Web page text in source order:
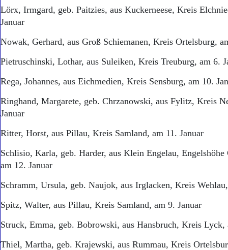
Lörx, Irmgard, geb. Paitzies, aus Kuckerneese, Kreis
Januar
Nowak, Gerhard, aus Groß Schiemanen, Kreis Ortelsburg,
Pietruschinski, Lothar, aus Suleiken, Kreis Treuburg, am 6.
Rega, Johannes, aus Eichmedien, Kreis Sensburg, am 10.
Ringhand, Margarete, geb. Chrzanowski, aus Fylitz, Kreis
Januar
Ritter, Horst, aus Pillau, Kreis Samland, am 11. Januar
Schlisio, Karla, geb. Harder, aus Klein Engelau,
am 12. Januar
Schramm, Ursula, geb. Naujok, aus Irglacken, Kreis
Spitz, Walter, aus Pillau, Kreis Samland, am 9. Januar
Struck, Emma, geb. Bobrowski, aus Hansbruch, Kreis Lyck,
Thiel, Martha, geb. Krajewski, aus Rummau, Kreis